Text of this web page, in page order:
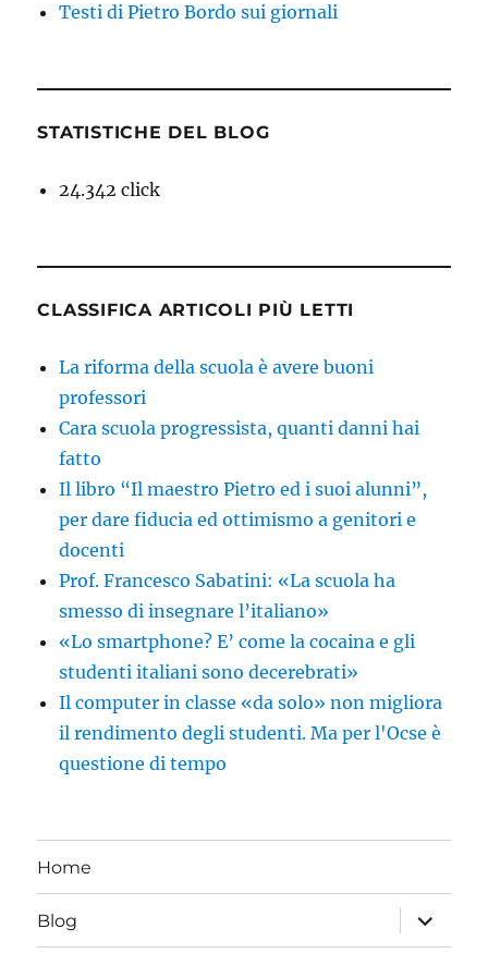
Testi di Pietro Bordo sui giornali
STATISTICHE DEL BLOG
24.342 click
CLASSIFICA ARTICOLI PIÙ LETTI
La riforma della scuola è avere buoni
professori
Cara scuola progressista, quanti danni hai
fatto
Il libro “Il maestro Pietro ed i suoi alunni”,
per dare fiducia ed ottimismo a genitori e
docenti
Prof. Francesco Sabatini: «La scuola ha
smesso di insegnare l’italiano»
«Lo smartphone? E’ come la cocaina e gli
studenti italiani sono decerebrati»
Il computer in classe «da solo» non migliora
il rendimento degli studenti. Ma per l'Ocse è
questione di tempo
Home
Blog
apri
i